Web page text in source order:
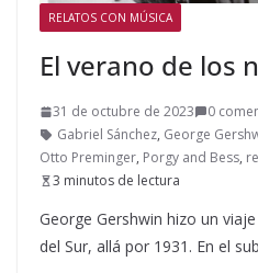
RELATOS CON MÚSICA
El verano de los
31 de octubre de 2023
0
Gabriel Sánchez, George
Otto Preminger, Porgy and Bess,
3 minutos de lectura
George Gershwin hizo un
del Sur, allá por 1931. En el